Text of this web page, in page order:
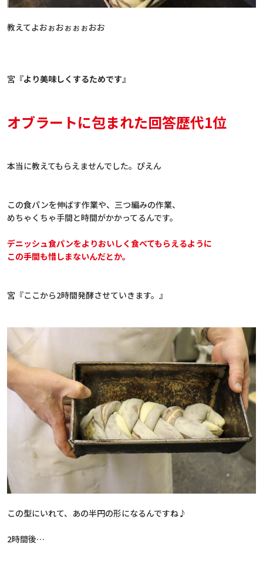
教えてよおぉおぉぉぉおお
宮 『より美味しくするためです 』
オブラートに包まれた回答歴代1位
本当に教えてもらえませんでした。ぴえん
この食パンを伸ばす作業や、三つ編みの作業、
めちゃくちゃ手間と時間がかかってるんです。
デニッシュ食パンをよりおいしく食べてもらえるように
この手間も惜しまないんだとか。
宮『ここから2時間発酵させていきます。』
この型にいれて、あの半円の形になるんですね♪
2時間後…